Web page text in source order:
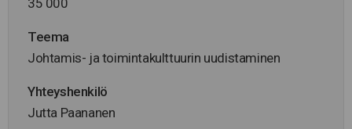
Teema
Johtamis- ja toimintakulttuurin uudistaminen
Yhteyshenkilö
Jutta Paananen